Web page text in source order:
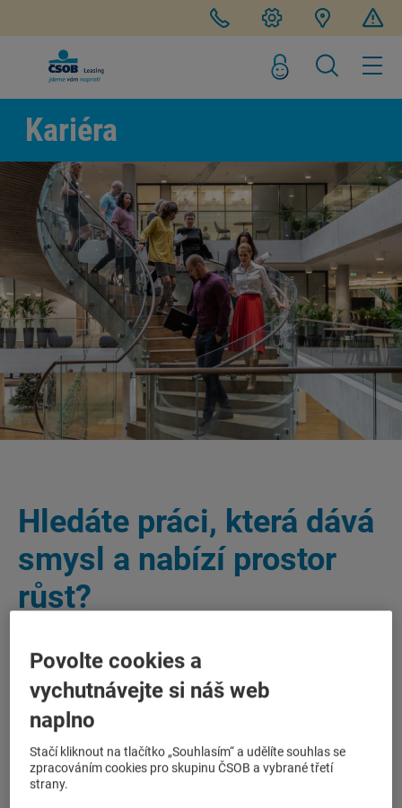
Kariéra
Hledáte práci, která dává
smysl a nabízí prostor
růst?
V ČSOB Leasing najdete stabilní zázemí, kde si lidé
důvěřují, spolupracují a posouvají věci kupředu.
Jsme součástí silné finanční skupiny ČSOB, která
dlouhodobě patří mezi top zaměstnavatele na trhu.
Díky tomu vám nabízíme jistotu i široké možnosti
kariérního rozvoje – u nás i napříč celou Skupinou
ČSOB.
Povolte cookies a
vychutnávejte si náš web
naplno
Stačí kliknout na tlačítko „Souhlasím“ a udělíte souhlas se
zpracováním cookies pro skupinu ČSOB a vybrané třetí
strany.